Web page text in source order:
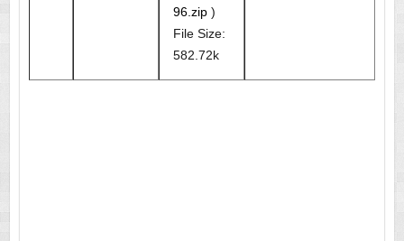
96.zip)
File Size:
582.72k